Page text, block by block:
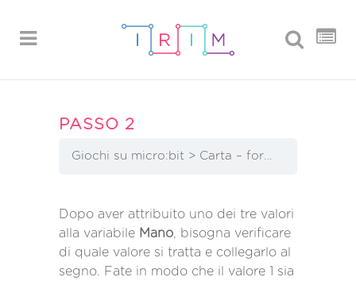
PASSO 2
Giochi su micro:bit Carta – forbice – sasso
Dopo aver attribuito uno dei tre valori
alla variabile Mano, bisogna verificare
di quale valore si tratta e collegarlo al
segno. Fate in modo che il valore 1 sia